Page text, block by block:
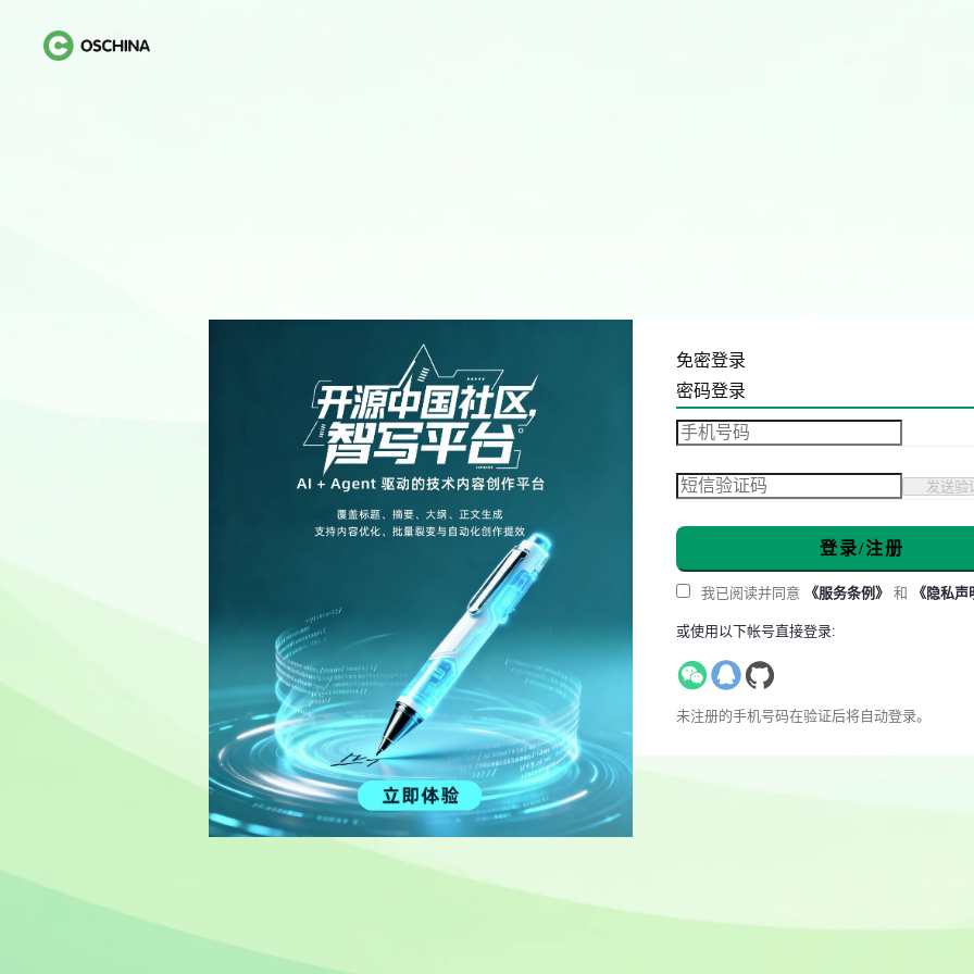
免密登录
密码登录
发送验
登录/注册
我已阅读并同意 《服务条例》 和 《隐私声
或使用以下帐号直接登录:
未注册的手机号码在验证后将自动登录。